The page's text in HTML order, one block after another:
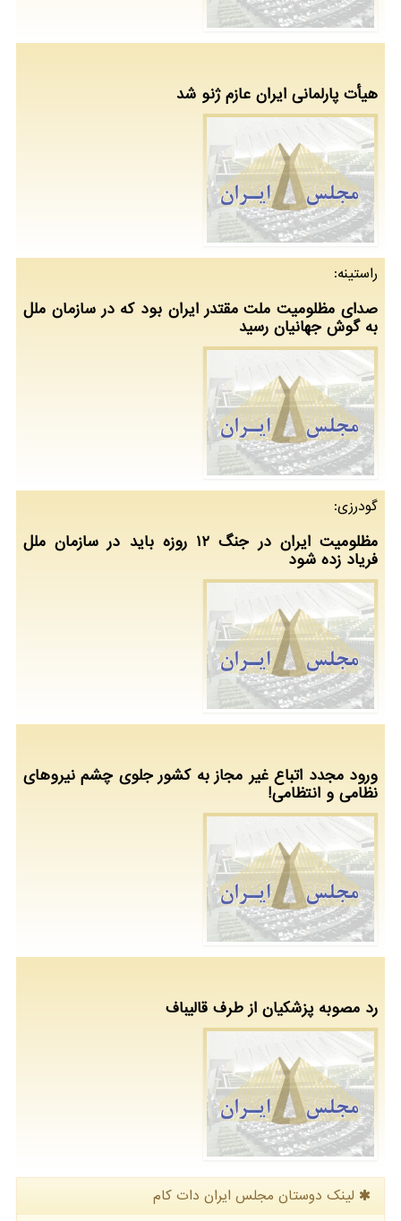
هیأت پارلمانی ایران عازم ژنو شد
راستینه:
صدای مظلومیت ملت مقتدر ایران بود که در سازمان ملل
به گوش جهانیان رسید
گودرزی:
مظلومیت ایران در جنگ ۱۲ روزه باید در سازمان ملل
فریاد زده شود
ورود مجدد اتباع غیر مجاز به کشور جلوی چشم نیروهای
نظامی و انتظامی!
رد مصوبه پزشکیان از طرف قالیباف
لینک دوستان مجلس ایران دات كام